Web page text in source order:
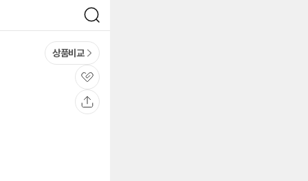
검
색
상품비교
관
심